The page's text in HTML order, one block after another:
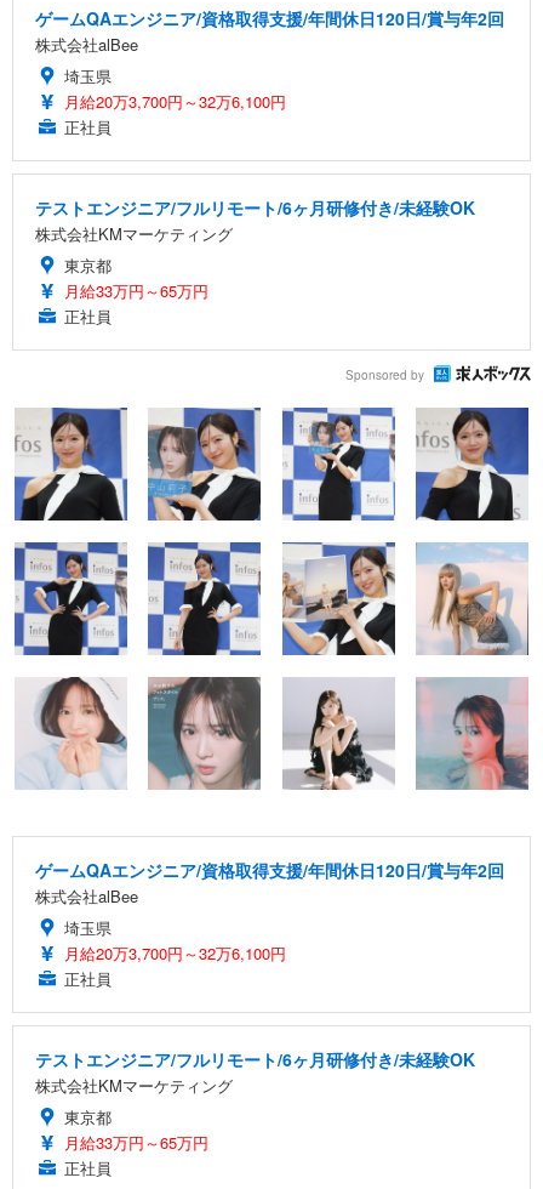
ゲームQAエンジニア/資格取得支援/年間休日120日/賞与年2回
株式会社alBee
埼玉県
月給20万3,700円～32万6,100円
正社員
テストエンジニア/フルリモート/6ヶ月研修付き/未経験OK
株式会社KMマーケティング
東京都
月給33万円～65万円
正社員
Sponsored by
ゲームQAエンジニア/資格取得支援/年間休日120日/賞与年2回
株式会社alBee
埼玉県
月給20万3,700円～32万6,100円
正社員
テストエンジニア/フルリモート/6ヶ月研修付き/未経験OK
株式会社KMマーケティング
東京都
月給33万円～65万円
正社員